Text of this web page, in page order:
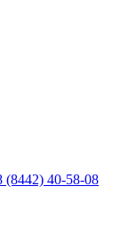
(8442) 40-58-08